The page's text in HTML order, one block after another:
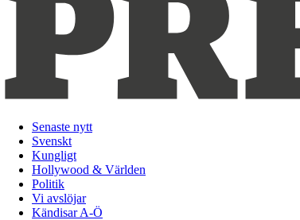
Senaste nytt
Svenskt
Kungligt
Hollywood & Världen
Politik
Vi avslöjar
Kändisar A-Ö